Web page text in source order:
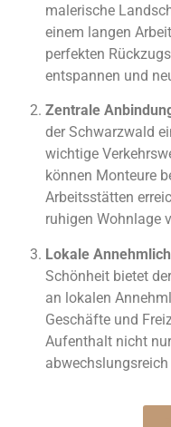
malerische
einem langen
perfekten
entspannen und
Zentrale
der Schwarzwald
wichtige
können Monteure
Arbeitsstätten
ruhigen Wohnlage
Lokale
Schönheit bietet
an lokalen
Geschäfte und
Aufenthalt nicht